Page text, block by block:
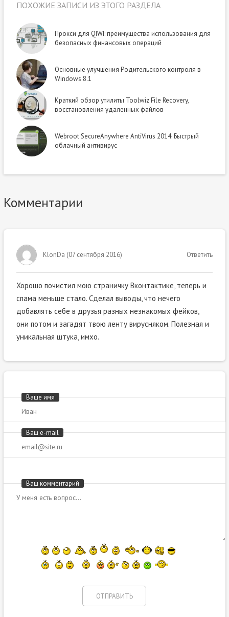
ПОХОЖИЕ ЗАПИСИ ИЗ ЭТОГО РАЗДЕЛА
Прокси для QIWI: преимущества использования для
безопасных финансовых операций
Основные улучшения Родительского контроля в
Windows 8.1
Краткий обзор утилиты Toolwiz File Recovery,
восстановления удаленных файлов
Webroot SecureAnywhere AntiVirus 2014. Быстрый
облачный антивирус
Комментарии
KlonDa (07 сентября 2016) Ответить
Хорошо почистил мою страничку Вконтактике, теперь и
спама меньше стало. Сделал выводы, что нечего
добавлять себе в друзья разных незнакомых фейков,
они потом и загадят твою ленту вирусняком. Полезная и
уникальная штука, имхо.
Ваше имя
Ваш e-mail
Ваш комментарий